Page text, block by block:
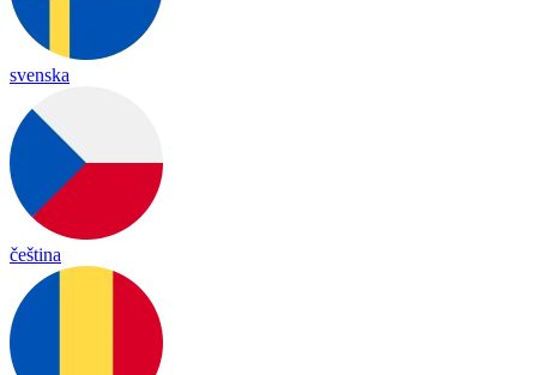
svenska
čeština